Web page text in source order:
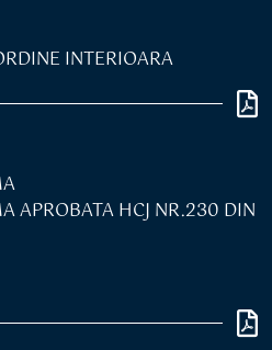
INTERIOARA
APROBATA HCJ NR.230 DIN